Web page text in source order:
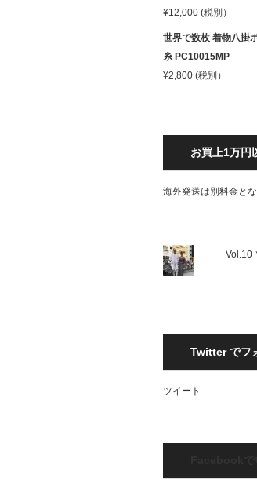
¥12,000 (税別）
世界で数枚 着物八掛
糸 PC10015MP
¥2,800 (税別）
お買上1万円
海外発送は別料金とな
Vol.10
Twitter でフ
ツイート